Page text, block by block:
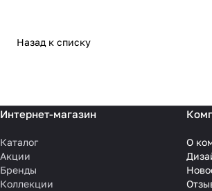
Назад к списку
Интернет-магазин
Каталог
Акции
Бренды
Коллекции
О